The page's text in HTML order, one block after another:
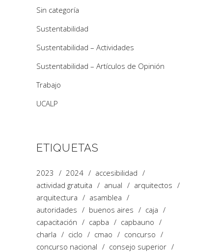
Sin categoría
Sustentabilidad
Sustentabilidad – Actividades
Sustentabilidad – Artículos de Opinión
Trabajo
UCALP
ETIQUETAS
2023 2024
accesibilidad
actividad gratuita
anual
arquitectos
arquitectura
asamblea
autoridades
buenos aires
caja
capacitación
capba
capbauno
charla
ciclo cmao
concurso
concurso nacional
consejo superior